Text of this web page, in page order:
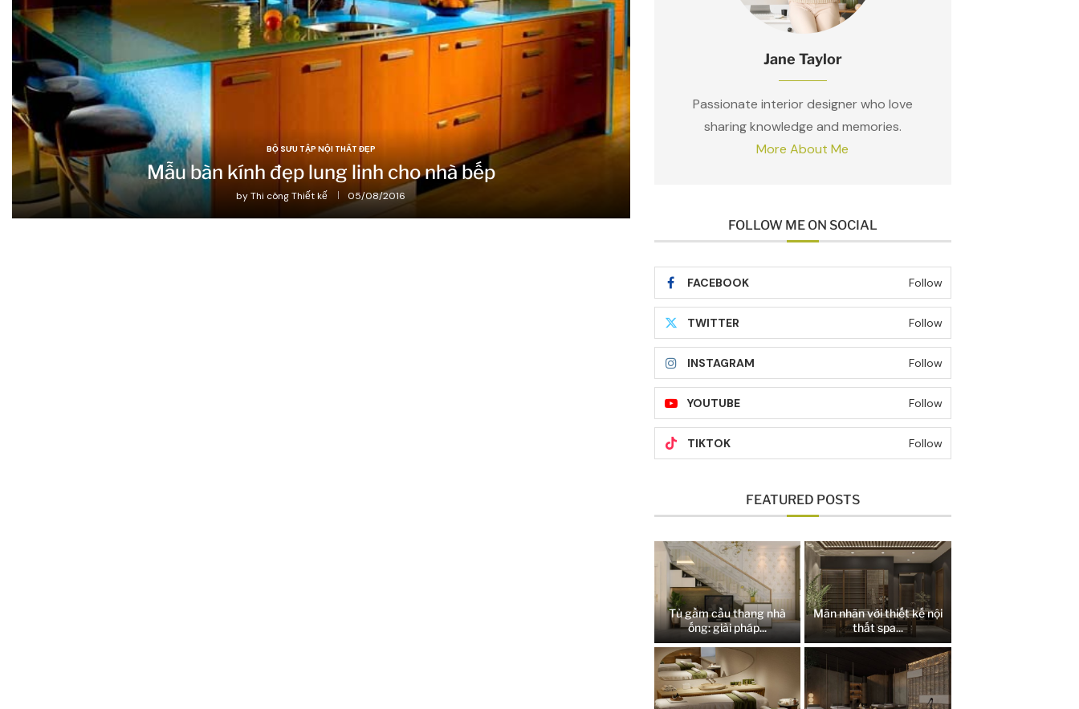
BỘ SƯU TẬP NỘI THẤT ĐẸP
Mẫu bàn kính đẹp lung linh cho nhà bếp
byThi công Thiết kế 05/08/2016
Jane Taylor
Passionate interior designer who love
sharing knowledge and memories.
More About Me
FOLLOW ME ON SOCIAL
FACEBOOK Follow
TWITTER Follow
INSTAGRAM Follow
YOUTUBE Follow
TIKTOK Follow
FEATURED POSTS
Tủ gầm cầu thang nhà
ống: giải pháp...
Mãn nhãn với thiết kế nội
thất spa...